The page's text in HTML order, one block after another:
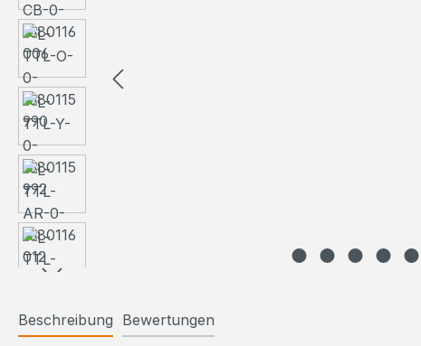
Beschreibung Bewertungen